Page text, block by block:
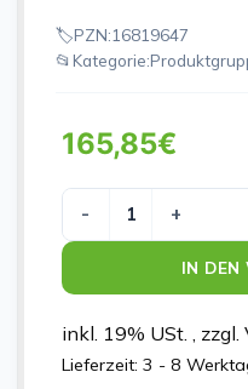
PZN:16819647
Kategorie:
165,85€
ALGOPLAQUE FILM
IN DEN
inkl. 19% USt. , zzgl.
Lieferzeit: 3 - 8